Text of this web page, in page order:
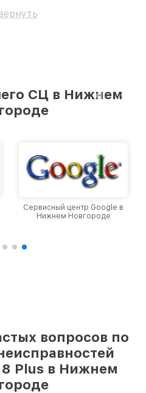
СЦ в Нижнем
Сервисный центр Google в
Нижнем Новгороде
вопросов по
8 Plus в Нижнем